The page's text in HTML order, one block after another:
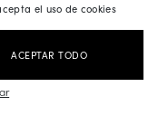
el uso de cookies
ACEPTAR TODO